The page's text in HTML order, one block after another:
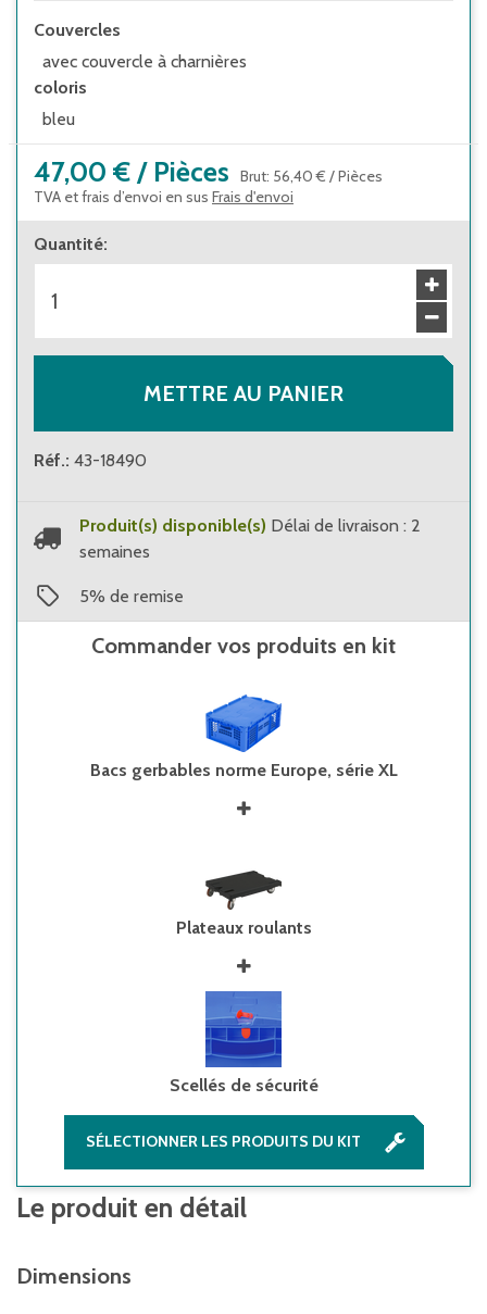
Couvercles
avec couvercle à charnières
coloris
bleu
47,00 € / Pièces Brut: 56,40 € /Pièces
TVA et frais d’envoi en sus Frais d'envoi
Quantité:
METTRE AU PANIER
Réf.: 43-18490
Produit(s) disponible(s) Délai de livraison : 2
semaines
5% de remise
Commander vos produits en kit
Bacs gerbables norme Europe, série XL
Plateaux roulants
Scellés de sécurité
SÉLECTIONNER LES PRODUITS DU KIT
Le produit en détail
Dimensions